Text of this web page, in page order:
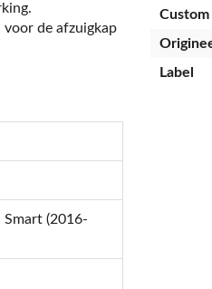
de afzuigkap
Smart (2016-
Label